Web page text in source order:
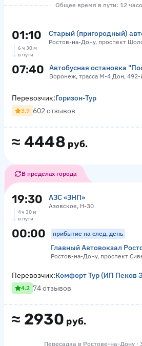
Общее время в пути: 12
01:10 Старый (пригородный)
Ростов-на-Дону, проспект
6 ч 30 м
в пути
07:40 Автобусная остановка
Воронеж, трасса М-4 Дон, 492-
≈ 4448 руб.
Перевозчик:Горизон-Тур
3.9 602 отзывов
В пределах города
19:30 АЗС «ЗНП»
Азовское, Н-30
4 ч 30 м
в пути
00:00 прибытие на след. день
Главный Автовокзал
Ростов-на-Дону, проспект
≈ 2930 руб.
Перевозчик:Комфорт Тур (ИП Пеков
4.2 74 отзывов
Пересадка в Ростове-на-Дону ·